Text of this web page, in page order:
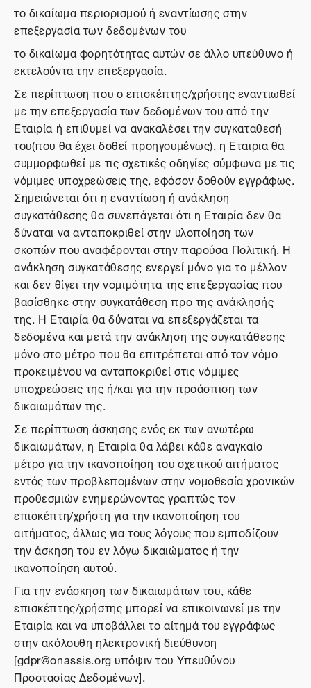
το δικαίωμα περιορισμού ή εναντίωσης στην
επεξεργασία των δεδομένων του
το δικαίωμα φορητότητας αυτών σε άλλο υπεύθυνο ή
εκτελούντα την επεξεργασία.
Σε περίπτωση που ο επισκέπτης/χρήστης εναντιωθεί
με την επεξεργασία των δεδομένων του από την
Εταιρία ή επιθυμεί να ανακαλέσει την συγκαταθεσή
του(που θα έχει δοθεί προηγουμένως), η Εταιρια θα
συμμορφωθεί με τις σχετικές οδηγίες σύμφωνα με τις
νόμιμες υποχρεώσεις της, εφόσον δοθούν εγγράφως.
Σημειώνεται ότι η εναντίωση ή ανάκληση
συγκατάθεσης θα συνεπάγεται ότι η Εταιρία δεν θα
δύναται να ανταποκριθεί στην υλοποίηση των
σκοπών που αναφέρονται στην παρούσα Πολιτική. Η
ανάκληση συγκατάθεσης ενεργεί μόνο για το μέλλον
και δεν θίγει την νομιμότητα της επεξεργασίας που
βασίσθηκε στην συγκατάθεση προ της ανάκλησής
της. Η Εταιρία θα δύναται να επεξεργάζεται τα
δεδομένα και μετά την ανάκληση της συγκατάθεσης
μόνο στο μέτρο που θα επιτρέπεται από τον νόμο
προκειμένου να ανταποκριθεί στις νόμιμες
υποχρεώσεις της ή/και για την προάσπιση των
δικαιωμάτων της.
Σε περίπτωση άσκησης ενός εκ των ανωτέρω
δικαιωμάτων, η Εταιρία θα λάβει κάθε αναγκαίο
μέτρο για την ικανοποίηση του σχετικού αιτήματος
εντός των προβλεπομένων στην νομοθεσία χρονικών
προθεσμιών ενημερώνοντας γραπτώς τον
επισκέπτη/χρήστη για την ικανοποίηση του
αιτήματος, άλλως για τους λόγους που εμποδίζουν
την άσκηση του εν λόγω δικαιώματος ή την
ικανοποίηση αυτού.
Για την ενάσκηση των δικαιωμάτων του, κάθε
επισκέπτης/χρήστης μπορεί να επικοινωνεί με την
Εταιρία και να υποβάλλει το αίτημά του εγγράφως
στην ακόλουθη ηλεκτρονική διεύθυνση
[gdpr@onassis.org υπόψιν του Υπευθύνου
Προστασίας Δεδομένων].